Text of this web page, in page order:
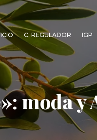
C. REGULADOR IGP
moda y